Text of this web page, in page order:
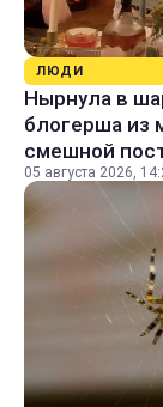
ЛЮДИ
Нырнула в
блогерша из
смешной
05 августа 2026,